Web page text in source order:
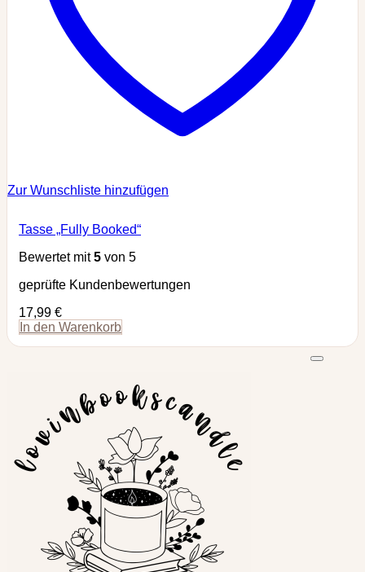
Zur Wunschliste hinzufügen
Tasse „Fully Booked“
Bewertet mit5 von 5
geprüfte Kundenbewertungen
17,99 €
In den Warenkorb